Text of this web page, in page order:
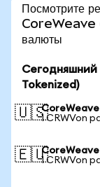
Посмотрите
CoreWeave
валюты
Сегодняшний
Tokenized)
🇺🇸1 CRWVon
🇪🇺1 CRWVon